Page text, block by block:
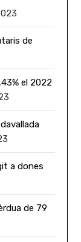
de
el 2022
a dones
de 79